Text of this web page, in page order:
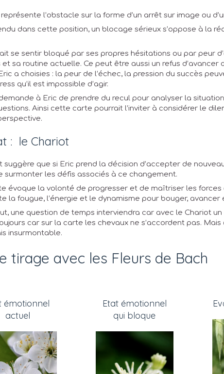
l’obstacle sur la forme d’un arrêt sur image ou
dans cette position, un blocage sérieux s’oppose à la
se sentir bloqué par ses propres hésitations ou par peur
sa routine actuelle. Ce peut être aussi un refus d’avancer
a choisies : la peur de l’échec, la pression du succès
qu’il est impossible d’agir.
à Eric de prendre du recul pour analyser la
Ainsi cette carte pourrait l’inviter à considérer le
: le Chariot
suggère que si Eric prend la décision d’accepter de
surmonter les défis associés à ce changement.
évoque la volonté de progresser et de maîtriser les forces
la fougue, l’énergie et le dynamisme pour bouger, avancer
une question de temps interviendra car avec le Chariot
car sur la carte les chevaux ne s’accordent pas. Mais
insurmontable.
tirage avec les Fleurs de Bach
émotionnel
actuel
Etat émotionnel
qui bloque